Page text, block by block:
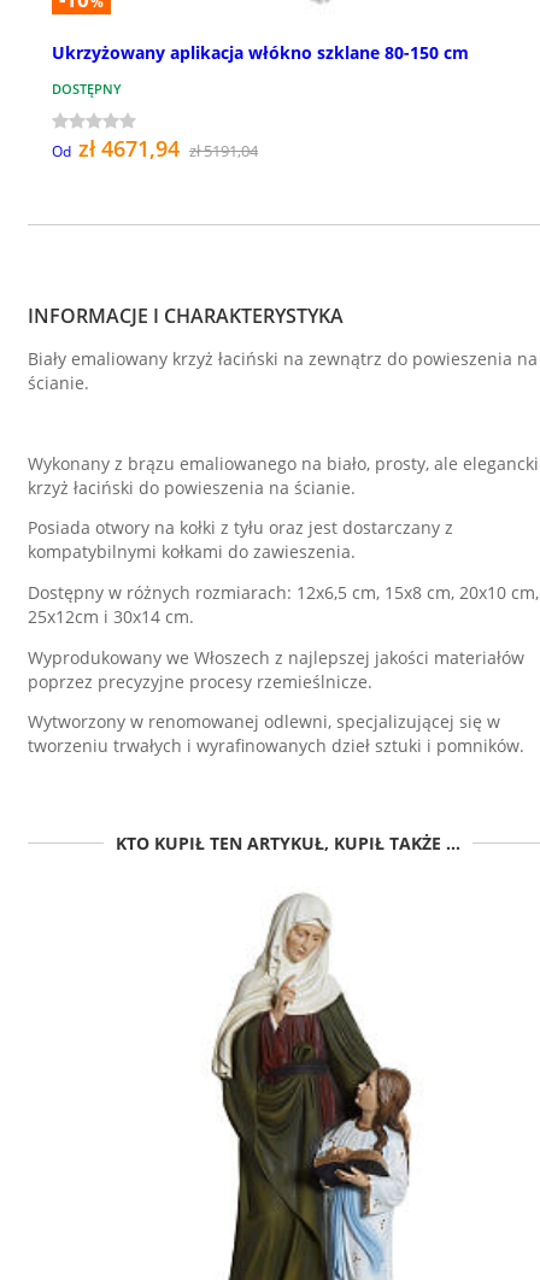
Ukrzyżowany aplikacja włókno szklane 80-150 cm
DOSTĘPNY
Od zł 4671,94 zł 5191,04
INFORMACJE I CHARAKTERYSTYKA
Biały emaliowany krzyż łaciński na zewnątrz do powieszenia na
ścianie.
Wykonany z brązu emaliowanego na biało, prosty, ale elegancki
krzyż łaciński do powieszenia na ścianie.
Posiada otwory na kołki z tyłu oraz jest dostarczany z
kompatybilnymi kołkami do zawieszenia.
Dostępny w różnych rozmiarach: 12x6,5 cm, 15x8 cm, 20x10 cm,
25x12cm i 30x14 cm.
Wyprodukowany we Włoszech z najlepszej jakości materiałów
poprzez precyzyjne procesy rzemieślnicze.
Wytworzony w renomowanej odlewni, specjalizującej się w
tworzeniu trwałych i wyrafinowanych dzieł sztuki i pomników.
KTO KUPIŁ TEN ARTYKUŁ, KUPIŁ TAKŻE ...